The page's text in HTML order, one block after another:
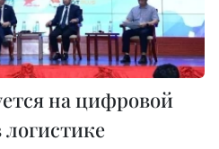
на цифровой